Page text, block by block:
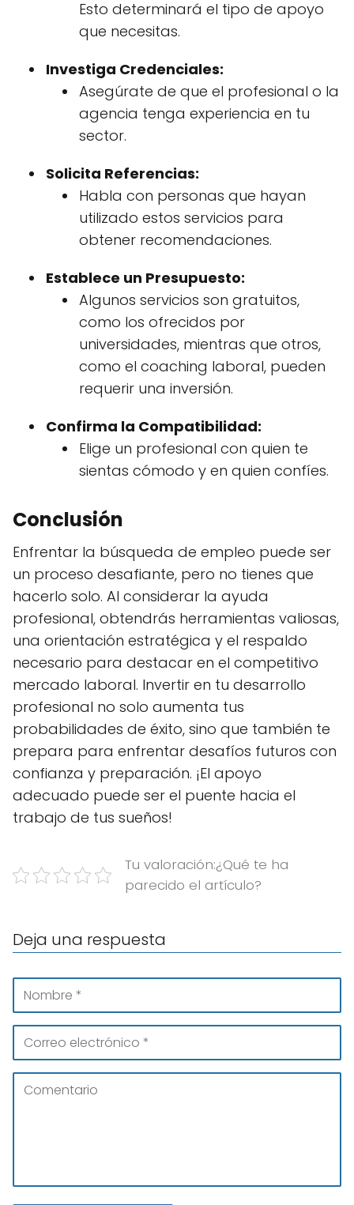
Esto determinará el tipo de apoyo
que necesitas.
Investiga Credenciales:
Asegúrate de que el profesional o la
agencia tenga experiencia en tu
sector.
Solicita Referencias:
Habla con personas que hayan
utilizado estos servicios para
obtener recomendaciones.
Establece un Presupuesto:
Algunos servicios son gratuitos,
como los ofrecidos por
universidades, mientras que otros,
como el coaching laboral, pueden
requerir una inversión.
Confirma la Compatibilidad:
Elige un profesional con quien te
sientas cómodo y en quien confíes.
Conclusión
Enfrentar la búsqueda de empleo puede ser
un proceso desafiante, pero no tienes que
hacerlo solo. Al considerar la ayuda
profesional, obtendrás herramientas valiosas,
una orientación estratégica y el respaldo
necesario para destacar en el competitivo
mercado laboral. Invertir en tu desarrollo
profesional no solo aumenta tus
probabilidades de éxito, sino que también te
prepara para enfrentar desafíos futuros con
confianza y preparación. ¡El apoyo
adecuado puede ser el puente hacia el
trabajo de tus sueños!
Tu valoración:¿Qué te ha
parecido el artículo?
Deja una respuesta